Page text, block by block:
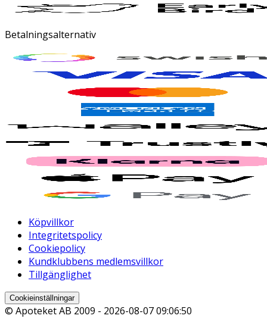
Betalningsalternativ
Köpvillkor
Integritetspolicy
Cookiepolicy
Kundklubbens medlemsvillkor
Tillgänglighet
Cookieinställningar
© Apoteket AB 2009 - 2026-08-07 09:06:50